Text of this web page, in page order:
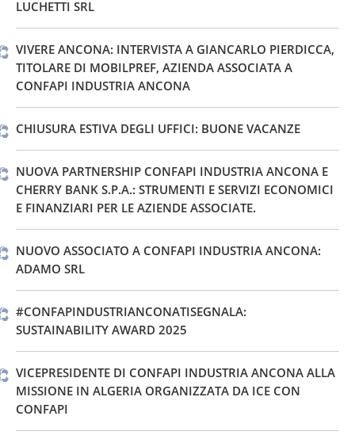
LUCHETTI SRL
VIVERE ANCONA: INTERVISTA A GIANCARLO PIERDICCA,
TITOLARE DI MOBILPREF, AZIENDA ASSOCIATA A
CONFAPI INDUSTRIA ANCONA
CHIUSURA ESTIVA DEGLI UFFICI: BUONE VACANZE
NUOVA PARTNERSHIP CONFAPI INDUSTRIA ANCONA E
CHERRY BANK S.P.A.: STRUMENTI E SERVIZI ECONOMICI
E FINANZIARI PER LE AZIENDE ASSOCIATE.
NUOVO ASSOCIATO A CONFAPI INDUSTRIA ANCONA:
ADAMO SRL
#CONFAPINDUSTRIANCONATISEGNALA:
SUSTAINABILITY AWARD 2025
VICEPRESIDENTE DI CONFAPI INDUSTRIA ANCONA ALLA
MISSIONE IN ALGERIA ORGANIZZATA DA ICE CON
CONFAPI